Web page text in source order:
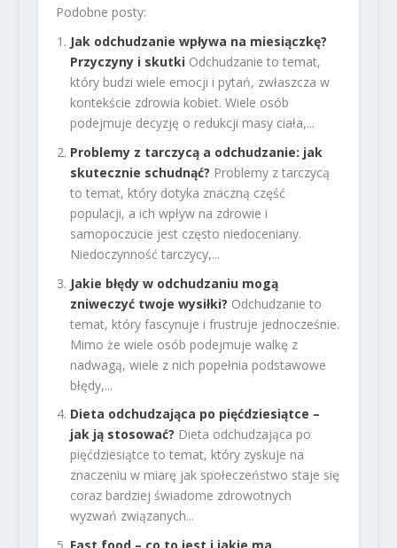
Podobne posty:
Jak odchudzanie wpływa na miesiączkę?
Przyczyny i skutki Odchudzanie to temat,
który budzi wiele emocji i pytań, zwłaszcza w
kontekście zdrowia kobiet. Wiele osób
podejmuje decyzję o redukcji masy ciała,...
Problemy z tarczycą a odchudzanie: jak
skutecznie schudnąć? Problemy z tarczycą
to temat, który dotyka znaczną część
populacji, a ich wpływ na zdrowie i
samopoczucie jest często niedoceniany.
Niedoczynność tarczycy,...
Jakie błędy w odchudzaniu mogą
zniweczyć twoje wysiłki? Odchudzanie to
temat, który fascynuje i frustruje jednocześnie.
Mimo że wiele osób podejmuje walkę z
nadwagą, wiele z nich popełnia podstawowe
błędy,...
Dieta odchudzająca po pięćdziesiątce –
jak ją stosować? Dieta odchudzająca po
pięćdziesiątce to temat, który zyskuje na
znaczeniu w miarę jak społeczeństwo staje się
coraz bardziej świadome zdrowotnych
wyzwań związanych...